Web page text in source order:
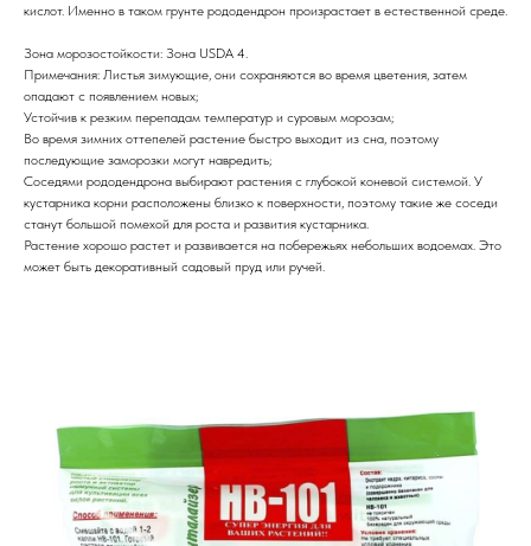
кислот. Именно в таком грунте рододендрон произрастает в естественной среде.
Зона морозостойкости: Зона USDA 4.
Примечания: Листья зимующие, они сохраняются во время цветения, затем
опадают с появлением новых;
Устойчив к резким перепадам температур и суровым морозам;
Во время зимних оттепелей растение быстро выходит из сна, поэтому
последующие заморозки могут навредить;
Соседями рододендрона выбирают растения с глубокой коневой системой. У
кустарника корни расположены близко к поверхности, поэтому такие же соседи
станут большой помехой для роста и развития кустарника.
Растение хорошо растет и развивается на побережьях небольших водоемах. Это
может быть декоративный садовый пруд или ручей.